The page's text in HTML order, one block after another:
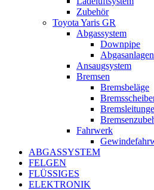
Zubehör
Toyota Yaris GR
Abgassystem
Downpipe
Abgasanlagen
Ansaugsystem
Bremsen
Bremsbeläge
Fahrwerk
ABGASSYSTEM
FELGEN
FLÜSSIGES
ELEKTRONIK